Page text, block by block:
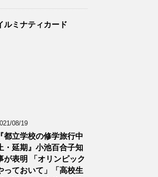
ルミナティカード
08/19
『都立学校の修学旅行中
・延期』小池百合子知
が表明 「オリンピック
っておいて」「高校生